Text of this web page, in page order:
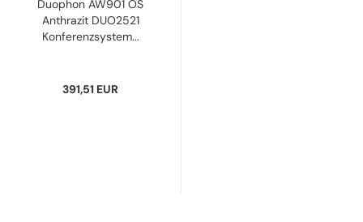
Duophon AW901 OS
Anthrazit DUO2521
Konferenzsystem...
391,51 EUR